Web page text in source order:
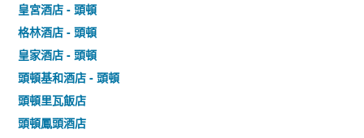
皇宮酒店 - 頭頓
格林酒店 - 頭頓
皇家酒店 - 頭頓
頭頓基和酒店 - 頭頓
頭頓里瓦飯店
頭頓鳳頭酒店